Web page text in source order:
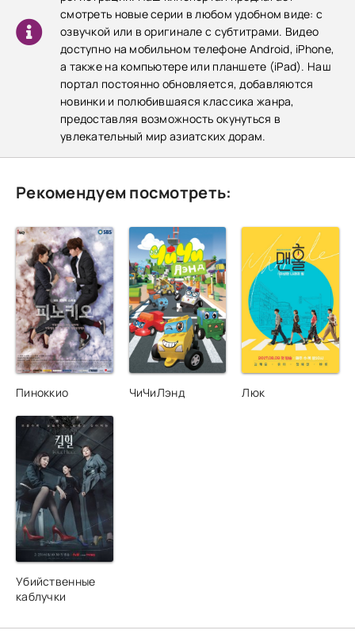
смотреть новые серии в любом удобном виде: с
озвучкой или в оригинале с субтитрами. Видео
доступно на мобильном телефоне Android, iPhone,
а также на компьютере или планшете (iPad). Наш
портал постоянно обновляется, добавляются
новинки и полюбившаяся классика жанра,
предоставляя возможность окунуться в
увлекательный мир азиатских дорам.
Рекомендуем посмотреть:
Пиноккио ЧиЧиЛэнд Люк
Убийственные
каблучки